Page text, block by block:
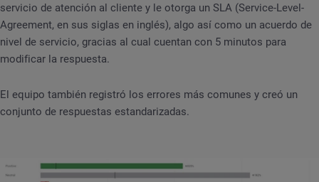
servicio de atención al cliente y le otorga un SLA (Service-Level-
Agreement, en sus siglas en inglés), algo así como un acuerdo de
nivel de servicio, gracias al cual cuentan con 5 minutos para
modificar la respuesta.
El equipo también registró los errores más comunes y creó un
conjunto de respuestas estandarizadas.